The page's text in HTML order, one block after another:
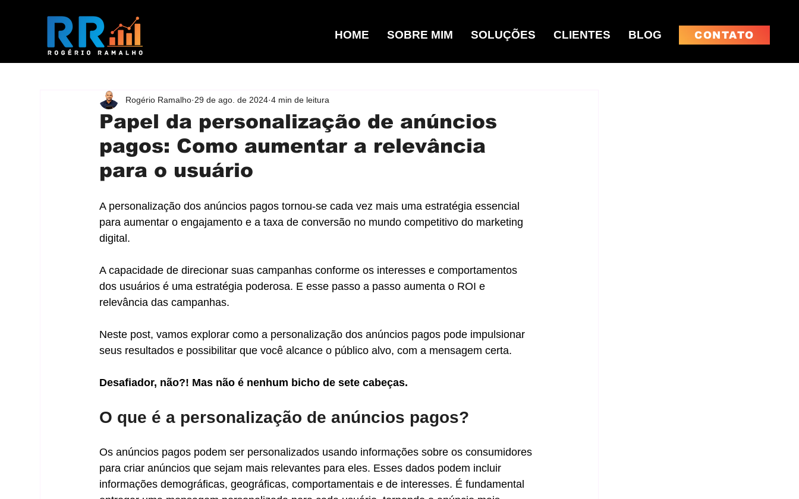
HOME SOBRE MIM SOLUÇÕES CLIENTES BLOG CONTATO
Papel da personalização de anúncios
pagos: Como aumentar a relevância
para o usuário
Rogério Ramalho 29 de ago. de 2024 4 min de leitura
A personalização dos anúncios pagos tornou-se cada vez mais uma estratégia essencial
para aumentar o engajamento e a taxa de conversão no mundo competitivo do marketing
digital.
A capacidade de direcionar suas campanhas conforme os interesses e comportamentos
dos usuários é uma estratégia poderosa. E esse passo a passo aumenta o ROI e
relevância das campanhas.
Neste post, vamos explorar como a personalização dos anúncios pagos pode impulsionar
seus resultados e possibilitar que você alcance o público alvo, com a mensagem certa.
Desafiador, não?! Mas não é nenhum bicho de sete cabeças.
O que é a personalização de anúncios pagos?
Os anúncios pagos podem ser personalizados usando informações sobre os consumidores
para criar anúncios que sejam mais relevantes para eles. Esses dados podem incluir
informações demográficas, geográficas, comportamentais e de interesses. É fundamental